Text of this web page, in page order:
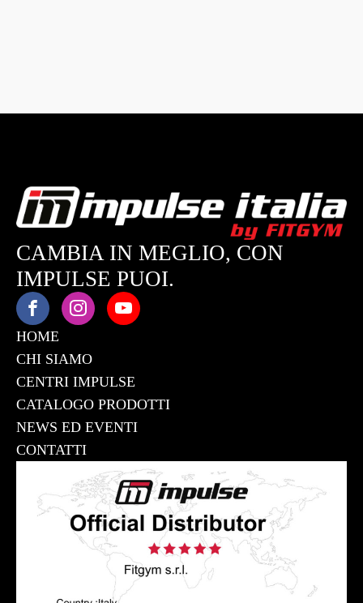
CAMBIA IN MEGLIO, CON
IMPULSE PUOI.
HOME
CHI SIAMO
CENTRI IMPULSE
CATALOGO PRODOTTI
NEWS ED EVENTI
CONTATTI